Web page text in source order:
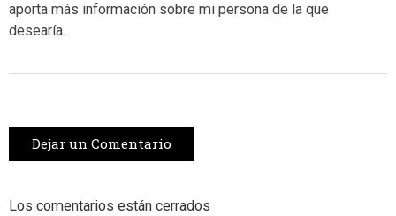
aporta más información sobre mi persona de la que
desearía.
Dejar un Comentario
Los comentarios están cerrados